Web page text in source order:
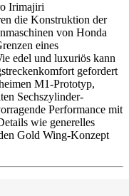
Irimajiri
die Konstruktion der
von Honda
eines
edel und luxuriös kann
gefordert
M1-Prototyp,
Sechszylinder-
Performance mit
wie generelles
Gold Wing-Konzept